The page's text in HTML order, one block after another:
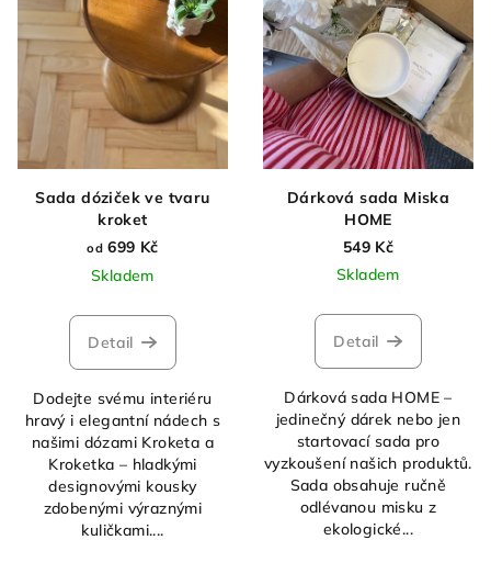
t
ů
s
p
o
d
u
Sada dóziček ve tvaru
kroket
od 699 Kč
Skladem
Detail
Dodejte svému interiéru
hravý i elegantní nádech s
našimi dózami Kroketa a
Kroketka – hladkými
designovými kousky
zdobenými výraznými
kuličkami....
Dárková sada Miska
HOME
549 Kč
Skladem
Detail
Dárková sada HOME –
jedinečný dárek nebo jen
startovací sada pro
vyzkoušení našich produktů.
Sada obsahuje ručně
odlévanou misku z
ekologické...